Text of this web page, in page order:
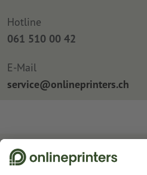
Hotline
061 510 00 42
E-Mail
service@onlineprinters.ch
Abonnez-vous à notre
15 %